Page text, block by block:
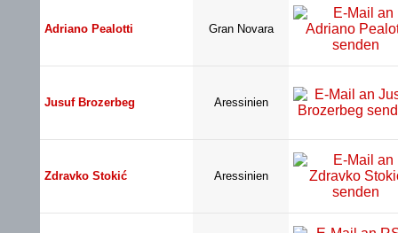
Adriano Pealotti Gran Novara
Jusuf Brozerbeg Aressinien
Zdravko Stokić Aressinien